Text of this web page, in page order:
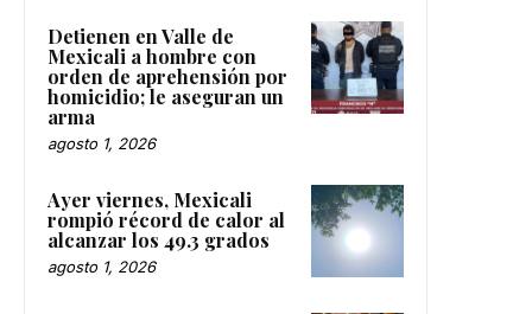
Detienen en Valle de
Mexicali a hombre con
orden de aprehensión por
homicidio; le aseguran un
arma
agosto 1, 2026
Ayer viernes, Mexicali
rompió récord de calor al
alcanzar los 49.3 grados
agosto 1, 2026